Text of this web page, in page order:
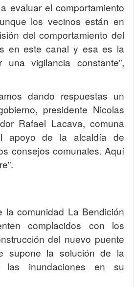
evaluar el comportamiento
los vecinos están en
del comportamiento del
en este canal y esa es la
vigilancia constante”,
dando respuestas un
presidente Nicolas
Rafael Lacava, comuna
apoyo de la alcaldía de
consejos comunales. Aquí
la comunidad La Bendición
complacidos con los
del nuevo puente
supone la solución de la
las inundaciones en su